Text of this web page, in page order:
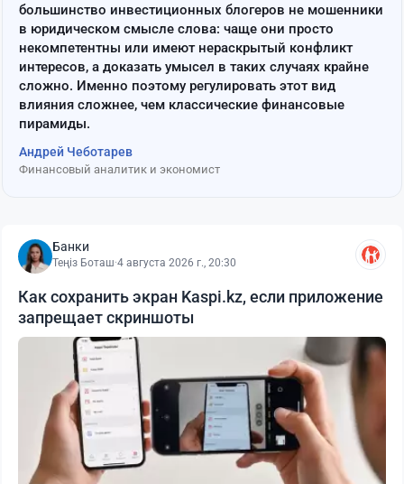
большинство инвестиционных блогеров не мошенники
в юридическом смысле слова: чаще они просто
некомпетентны или имеют нераскрытый конфликт
интересов, а доказать умысел в таких случаях крайне
сложно. Именно поэтому регулировать этот вид
влияния сложнее, чем классические финансовые
пирамиды.
Андрей Чеботарев
Финансовый аналитик и экономист
Банки
Теңіз Боташ·4 августа 2026 г., 20:30
Как сохранить экран Kaspi.kz, если приложение
запрещает скриншоты